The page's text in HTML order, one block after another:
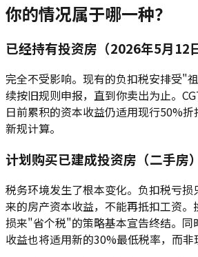
你的情况属于哪一种？
已经持有投资房（2026年5月12
完全不受影响。现有的负扣税安排受"
续按旧规则申报，直到你卖出为止。
日前累积的资本收益仍适用现行50%
新规计算。
计划购买已建成投资房（二手房）
税务环境发生了根本变化。负扣税亏
来的房产资本收益，不能再抵扣工资
损来"省个税"的策略基本宣告终结。同
收益也将适用新的30%最低税率，而非